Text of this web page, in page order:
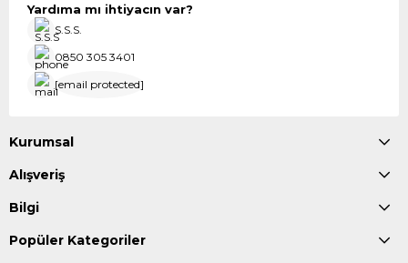
Yardıma mı ihtiyacın var?
S.S.S.
0850 305 3401
[email protected]
Kurumsal
Alışveriş
Bilgi
Popüler Kategoriler